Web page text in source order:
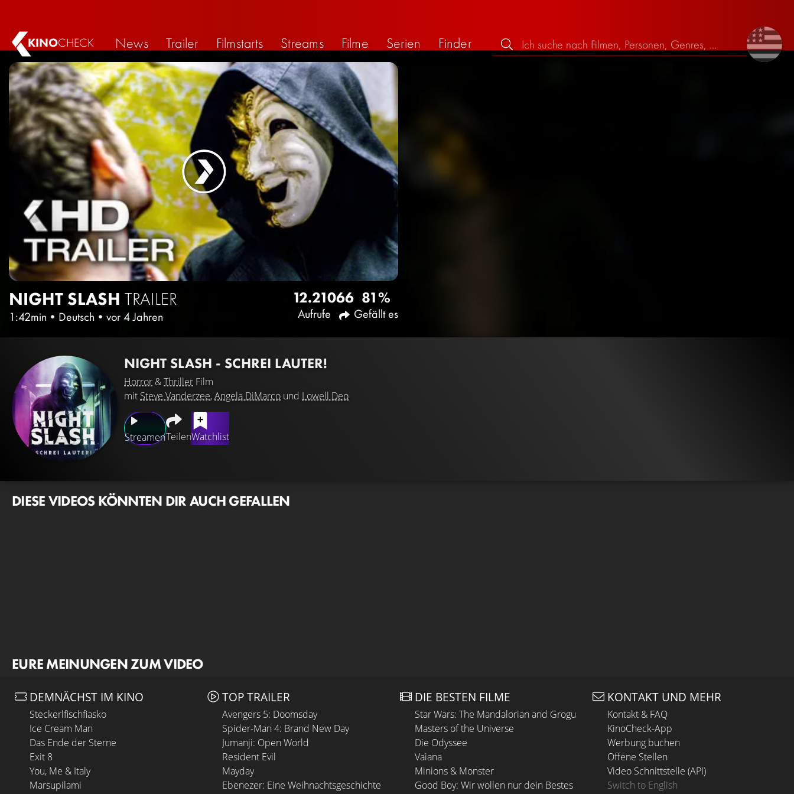
KINOCHECK News Trailer Filmstarts Streams Filme Serien Finder
NIGHT SLASH TRAILER
1:42min • Deutsch • vor 4 Jahren
12.210
Aufrufe
66 81%
Gefällt es
NIGHT SLASH - SCHREI LAUTER!
Horror &Thriller Film
mit Steve Vanderzee,Angela DiMarco und Lowell Deo
StreamenTeilenWatchlist
DIESE VIDEOS KÖNNTEN DIR AUCH GEFALLEN
EURE MEINUNGEN ZUM VIDEO
DEMNÄCHST IM KINO
Steckerlfischfiasko
Ice Cream Man
Das Ende der Sterne
Exit 8
You, Me & Italy
Marsupilami
TOP TRAILER
Avengers 5: Doomsday
Spider-Man 4: Brand New Day
Jumanji: Open World
Resident Evil
Mayday
Ebenezer: Eine Weihnachtsgeschichte
DIE BESTEN FILME
Star Wars: The Mandalorian and Grogu
Masters of the Universe
Die Odyssee
Vaiana
Minions & Monster
Good Boy: Wir wollen nur dein Bestes
KONTAKT UND MEHR
Kontakt & FAQ
KinoCheck-App
Werbung buchen
Offene Stellen
Video Schnittstelle (API)
Switch to English